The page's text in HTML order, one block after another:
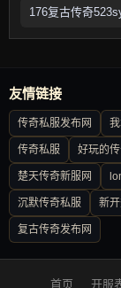
176复古传奇
友情链接
传奇私服发布网
传奇私服 好玩的
楚天传奇新服网
沉默传奇私服 新
复古传奇发布网
首页 开服